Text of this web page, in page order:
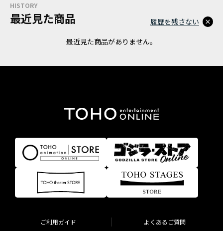
HISTORY
最近見た商品
最近見た商品がありません。
履歴を残さない
ご利用ガイド よくあるご質問